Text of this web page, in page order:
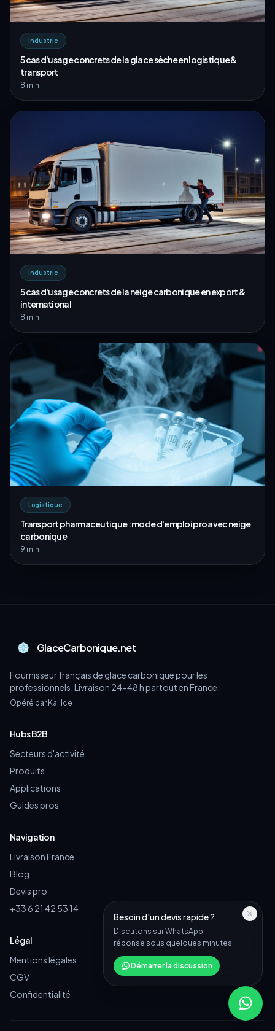
Industrie
5 cas d'usage concrets de la glace sèche en logistique &
transport
8 min
Industrie
5 cas d'usage concrets de la neige carbonique en export &
international
8 min
Logistique
Transport pharmaceutique : mode d'emploi pro avec neige
carbonique
9 min
GlaceCarbonique.net
Fournisseur français de glace carbonique pour les
professionnels. Livraison 24-48 h partout en France.
Opéré par Kal'Ice
Hubs B2B
Secteurs d'activité
Produits
Applications
Guides pros
Navigation
Livraison France
Blog
Devis pro
+33 6 21 42 53 14
Légal
Mentions légales
CGV
Confidentialité
Besoin d'un devis rapide ?
Discutons sur WhatsApp —
réponse sous quelques minutes.
Démarrer la discussion